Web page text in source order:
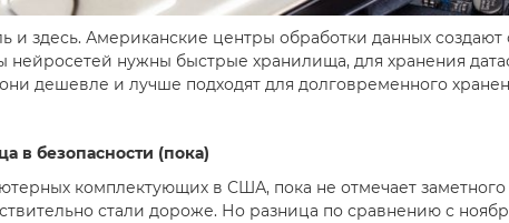
и здесь. Американские центры обработки данных создают
нужны быстрые хранилища, для хранения
дешевле и лучше подходят для долговременного
в безопасности (пока)
комплектующих в США, пока не отмечает
стали дороже. Но разница по сравнению с